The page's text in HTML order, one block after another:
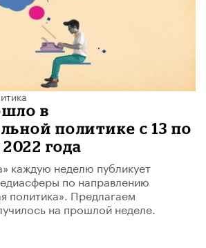
в
политике с 13 по
года
каждую неделю публикует
по направлению
политика». Предлагаем
на прошлой неделе.